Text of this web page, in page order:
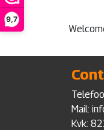
9,7
Mail:
Kvk: